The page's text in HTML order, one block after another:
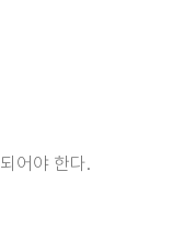
어야 한다.